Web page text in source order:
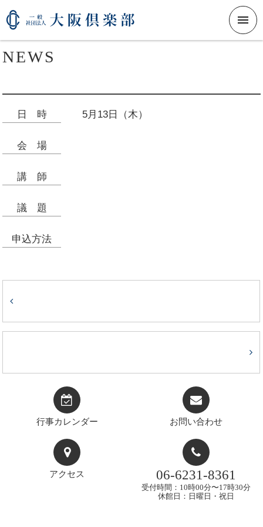
メニ
NEWS
日時 5月13日（木）
会場
講師
議題
申込方法
行事カレンダー お問い合わせ
アクセス 06-6231-8361
受付時間：10時00分〜17時30分
休館日：日曜日・祝日